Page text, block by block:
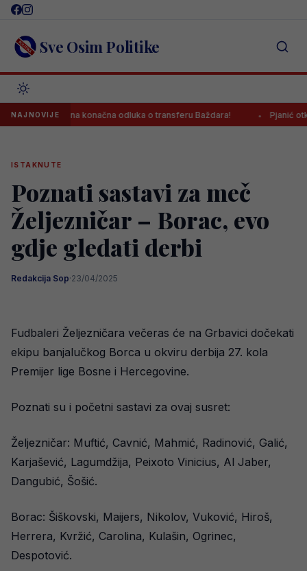
Skip
content Sve Osim Politike
NAJNOVIJE
Donesena konačna odluka o transferu Baždara! Pjanić otkrio: “Za
ISTAKNUTE
Poznati sastavi za meč
Željezničar – Borac, evo
gdje gledati derbi
Redakcija Sop·23/04/2025
Fudbaleri Željezničara večeras će na Grbavici dočekati
ekipu banjalučkog Borca u okviru derbija 27. kola
Premijer lige Bosne i Hercegovine.
Poznati su i početni sastavi za ovaj susret:
Željezničar: Muftić, Cavnić, Mahmić, Radinović, Galić,
Karjašević, Lagumdžija, Peixoto Vinicius, Al Jaber,
Dangubić, Šošić.
Borac: Šiškovski, Maijers, Nikolov, Vuković, Hiroš,
Herrera, Kvržić, Carolina, Kulašin, Ogrinec,
Despotović.